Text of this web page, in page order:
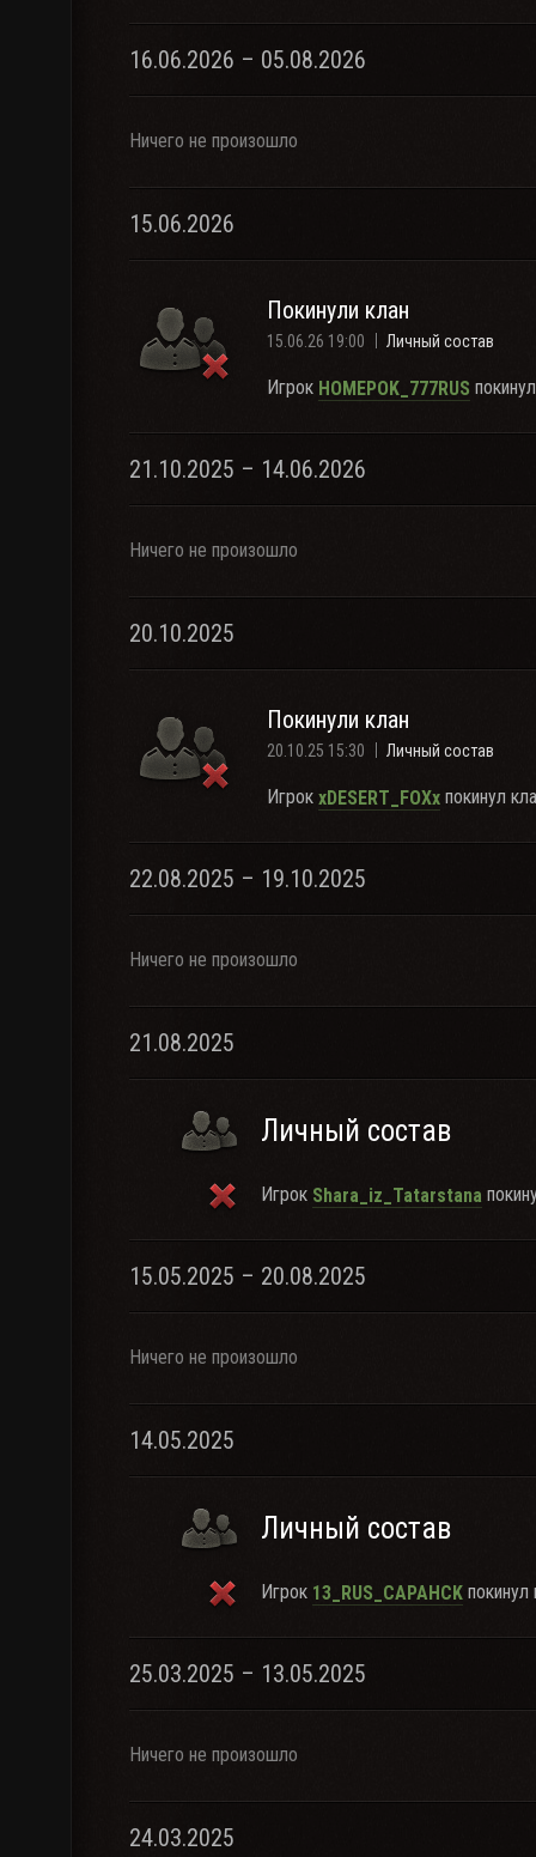
16.06.2026 – 05.08.2026
Ничего не произошло
15.06.2026
Покинули клан
15.06.26 19:00 Личный состав
Игрок HOMEPOK_777RUS
21.10.2025 – 14.06.2026
Ничего не произошло
20.10.2025
Покинули клан
20.10.25 15:30 Личный состав
Игрок xDESERT_FOXx покинул
22.08.2025 – 19.10.2025
Ничего не произошло
21.08.2025
Личный состав
Игрок Shara_iz_Tatarstana
15.05.2025 – 20.08.2025
Ничего не произошло
14.05.2025
Личный состав
Игрок 13_RUS_CAPAHCK покинул
25.03.2025 – 13.05.2025
Ничего не произошло
24.03.2025